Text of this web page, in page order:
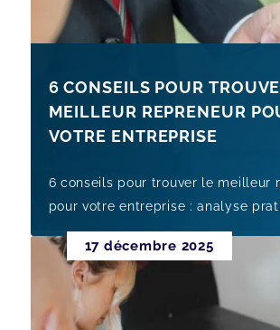
6 CONSEILS POUR
MEILLEUR REPRENEUR
VOTRE ENTREPRISE
6 conseils pour trouver le meilleur
pour votre entreprise : analyse
dirigeants de PME au Luxembourg,
de vigilance, prepara
17 décembre 2025